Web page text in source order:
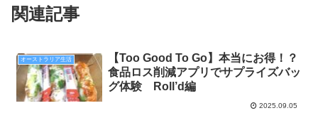
関連記事
オーストラリア生活
【Too Good To Go】本当にお得！？
食品ロス削減アプリでサプライズバッ
グ体験 Roll’d編
2025.09.05